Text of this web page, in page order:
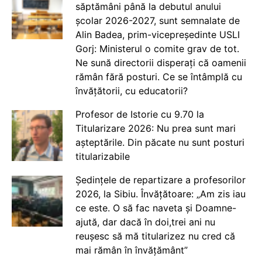
săptămâni până la debutul anului
școlar 2026-2027, sunt semnalate de
Alin Badea, prim-vicepreședinte USLI
Gorj: Ministerul o comite grav de tot.
Ne sună directorii disperați că oamenii
rămân fără posturi. Ce se întâmplă cu
învățătorii, cu educatorii?
Profesor de Istorie cu 9.70 la
Titularizare 2026: Nu prea sunt mari
așteptările. Din păcate nu sunt posturi
titularizabile
Ședințele de repartizare a profesorilor
2026, la Sibiu. Învățătoare: „Am zis iau
ce este. O să fac naveta și Doamne-
ajută, dar dacă în doi,trei ani nu
reușesc să mă titularizez nu cred că
mai rămân în învățământ”